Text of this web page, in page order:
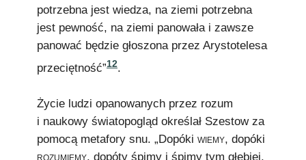
potrzebna jest wiedza, na ziemi potrzebna
jest pewność, na ziemi panowała i zawsze
panować będzie głoszona przez Arystotelesa
przeciętność”12.
Życie ludzi opanowanych przez rozum
i naukowy światopogląd określał Szestow za
pomocą metafory snu. „Dopóki wiemy, dopóki
rozumiemy, dopóty śpimy i śpimy tym głębiej,